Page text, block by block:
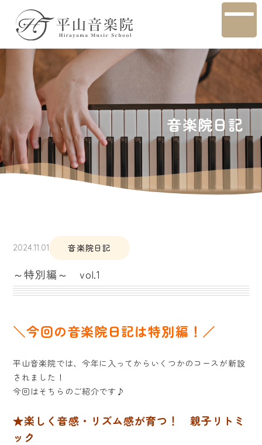
音楽院日記
2024.11.01 音楽院日記
～特別編～ vol.1
＼今回の音楽院日記は特別編！／
平山音楽院では、今年に入ってからいくつかのコースが新設
されました！
今回はそちらのご紹介です♪
★楽しく音感・リズム感が育つ！ 親子リトミ
ック